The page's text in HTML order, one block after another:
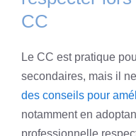
CC
Le CC est pratique
secondaires, mais il
des conseils pour
notamment en
professionnelle